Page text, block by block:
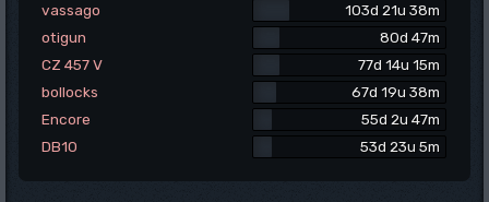
vassago
103d 21u 38m
otigun
80d 47m
CZ 457 V
77d 14u 15m
bollocks
67d 19u 38m
Encore
55d 2u 47m
DB10
53d 23u 5m